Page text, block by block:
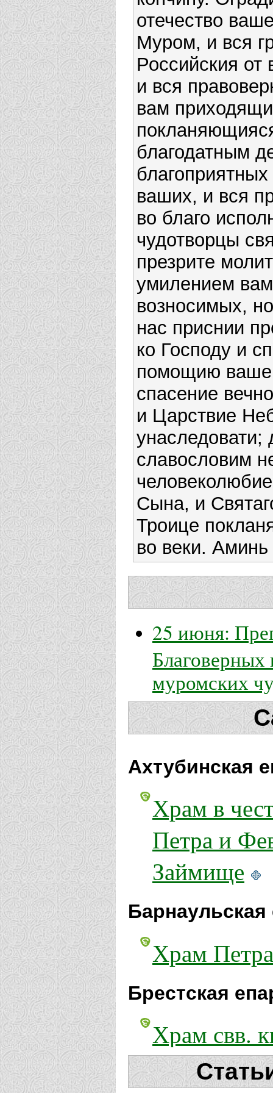
отечество
Муром, и вся
Российския от
и вся
вам
благодатным
ваших, и вся
во благо
чудотворцы
презрите
умилением вам
возносимых,
нас приснии
ко Господу и
помощию
спасение
и Царствие
унаследовати;
славословим
Сына, и
Троице
во веки. Аминь
25 июня:
Благоверных
муромских
Ахтубинская
Храм в
Петра и
Займище
Храм
Брестская
Храм свв.
Муромских